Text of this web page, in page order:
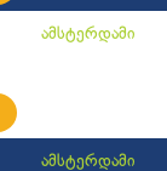
ამსტერდამი
ამსტერდამი